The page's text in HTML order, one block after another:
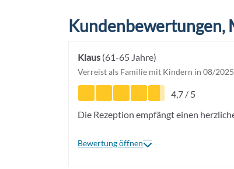
Kundenbewertungen,
Klaus (61-65 Jahre)
Verreist als Familie mit Kindern in 08/2025
4,7 / 5
Die Rezeption empfängt einen
Bewertung öffnen